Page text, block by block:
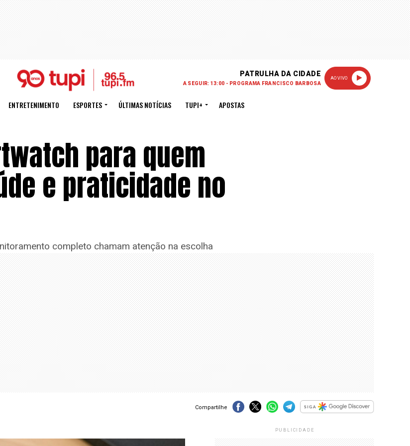
PATRULHA DA CIDADE
A SEGUIR: 13:00 - PROGRAMA FRANCISCO BARBOSA
AO VIVO
ENTRETENIMENTO ESPORTES ÚLTIMAS NOTÍCIAS TUPI+ APOSTAS
para quem
e praticidade no
completo chamam atenção na escolha
Compartilhe
PUBLICIDADE